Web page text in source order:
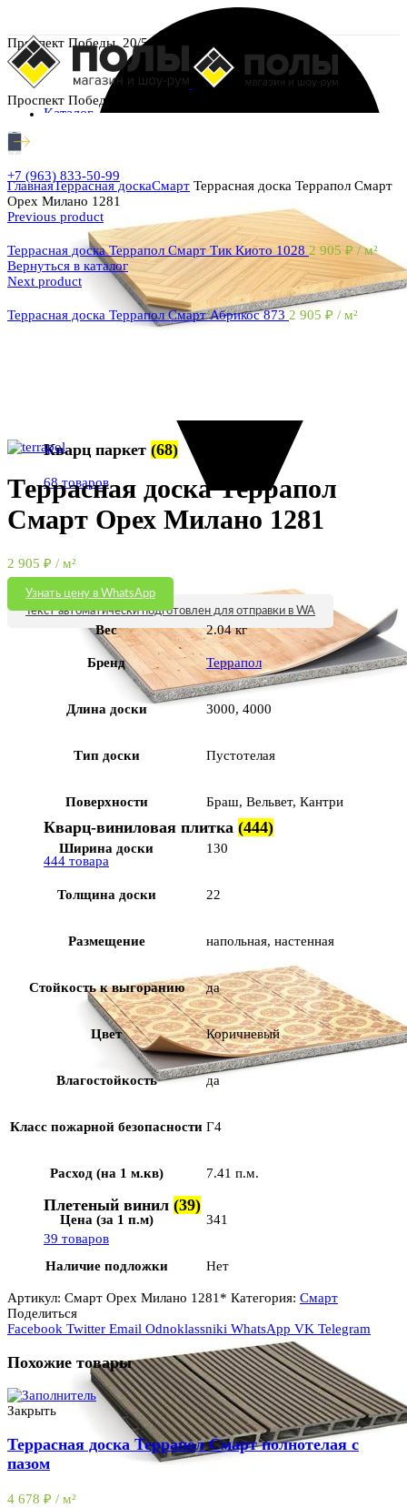
Проспект Победы, 20/5
Проспект Победы, 20/5
Каталог
Кварц паркет (68)
68 товаров
Кварц-виниловая плитка (444)
444 товара
Плетеный винил (39)
39 товаров
+7 (963) 833-50-99
ГлавнаяТеррасная доскаСмарт Террасная доска Террапол Смарт
Орех Милано 1281
Previous product
Террасная доска Террапол Смарт Тик Киото 1028 2 905 ₽ / м²
Вернуться в каталог
Next product
Террасная доска Террапол Смарт Абрикос 873 2 905 ₽ / м²
Террасная доска Террапол
Смарт Орех Милано 1281
2 905 ₽ / м²
Узнать цену в WhatsApp
Текст автоматически подготовлен для отправки в WA
Вес 2.04 кг
Бренд Террапол
Длина доски 3000, 4000
Тип доски Пустотелая
Поверхности Браш, Вельвет, Кантри
Ширина доски 130
Толщина доски 22
Размещение напольная, настенная
Стойкость к выгоранию да
Цвет Коричневый
Влагостойкость да
Класс пожарной безопасности Г4
Расход (на 1 м.кв) 7.41 п.м.
Цена (за 1 п.м) 341
Наличие подложки Нет
Артикул: Смарт Орех Милано 1281* Категория: Смарт
Поделиться
Facebook Twitter Email Odnoklassniki WhatsApp VK Telegram
Похожие товары
Закрыть
Террасная доска Террапол Смарт полнотелая с
пазом
4 678 ₽ / м²